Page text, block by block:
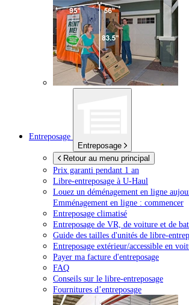
Entreposage
Entreposage
Retour au menu principal
Prix garanti pendant 1 an
Libre-entreposage à U-Haul
Louez un déménagement en ligne
Emménagement en ligne : commencer
Entreposage climatisé
Entreposage de VR, de voiture et de
Guide des tailles d'unités de libre-
Entreposage extérieur/accessible en
Payer ma facture d'entreposage
FAQ
Conseils sur le libre-entreposage
Fournitures d’entreposage